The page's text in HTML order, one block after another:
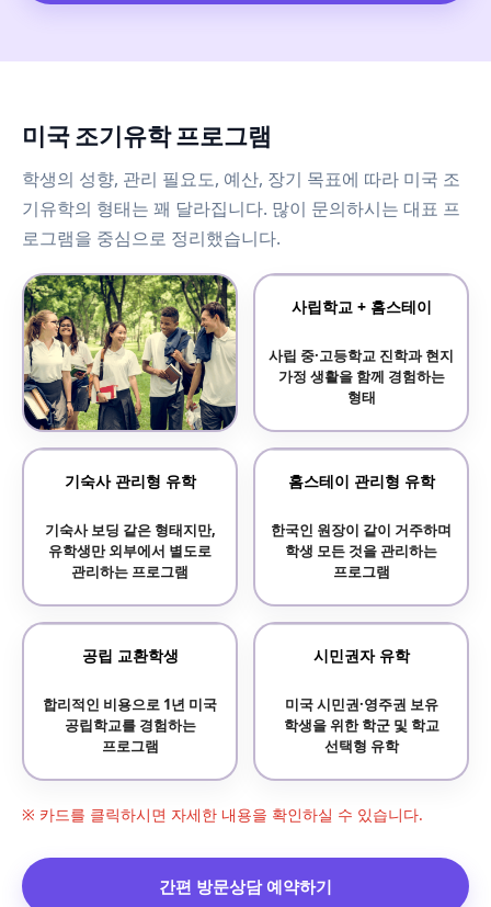
미국 조기유학 프로그램
학생의 성향, 관리 필요도, 예산, 장기 목표에 따라 미국 조
기유학의 형태는 꽤 달라집니다. 많이 문의하시는 대표 프
로그램을 중심으로 정리했습니다.
사립학교 프로그램
사립학교 + 홈스테이
사립 중·고등학교 진학과 현지
가정 생활을 함께 경험하는
형태
기숙사 관리형 유학
기숙사 보딩 같은 형태지만,
유학생만 외부에서 별도로
관리하는 프로그램
홈스테이 관리형 유학
한국인 원장이 같이 거주하며
학생 모든 것을 관리하는
프로그램
공립 교환학생
합리적인 비용으로 1년 미국
공립학교를 경험하는
프로그램
시민권자 유학
미국 시민권·영주권 보유
학생을 위한 학군 및 학교
선택형 유학
※ 카드를 클릭하시면 자세한 내용을 확인하실 수 있습니다.
간편 방문상담 예약하기